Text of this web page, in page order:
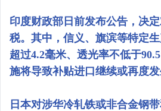
印度财政部日前发布公告，决
税。其中，信义、旗滨等特定
超过4.2毫米、透光率不低于
施将导致补贴进口继续或再度
日本对涉华冷轧铁或非合金钢